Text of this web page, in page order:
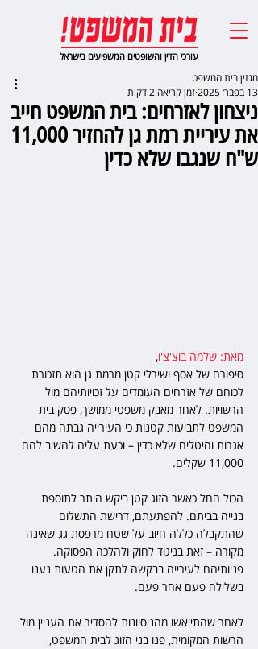
עורכי הדין והשופטים המשפיעים בישראל
ניצחון לאזרחים: בית המשפט חייב
את עיריית רמת גן להחזיר 11,000
ש"ח שנגבו שלא כדין
מגזין בית המשפט
13 בפבר׳ 2025
זמן קריאה 2 דקות
מאת: שלמה בוצ'צ'ו,
סיפורם של אסף ושירלי קטן מרמת גן הוא תזכורת
לכוחם של אזרחים העומדים על זכויותיהם מול
הרשויות. לאחר מאבק משפטי ממושך, פסק בית
המשפט לתביעות קטנות כי העירייה גבתה מהם
אגרות והיטלים שלא כדין – וכעת עליה להשיב להם
11,000 שקלים.
הכול החל כאשר הזוג קטן ביקש היתר לתוספת
בנייה בביתם. להפתעתם, דרישת התשלום
שהתקבלה כללה חיוב על שטח מרפסת גג שאינה
מקורה – זאת בניגוד לחוק ולהלכה הפסוקה.
פניותיהם לעירייה בבקשה לתקן את הטעות נענו
בשלילה פעם אחר פעם.
לאחר שהתייאשו מהניסיונות להסדיר את העניין מול
הרשות המקומית, פנו בני הזוג לבית המשפט,